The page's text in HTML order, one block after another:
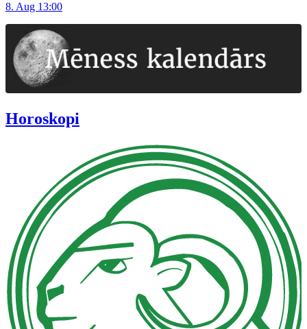
8. Aug 13:00
Horoskopi